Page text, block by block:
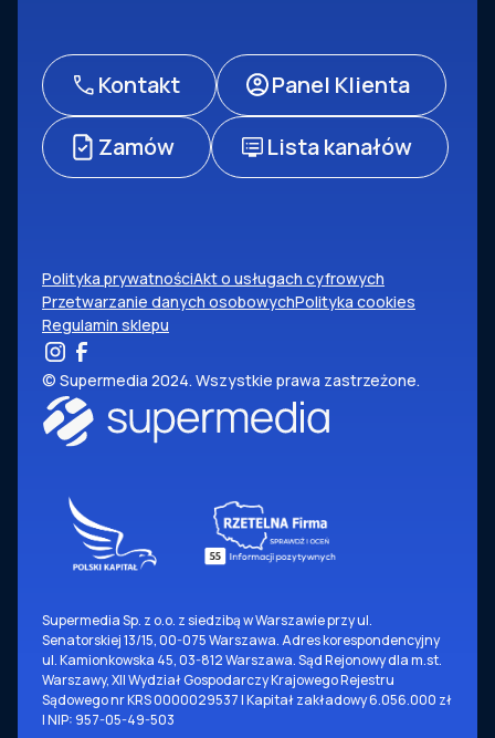
Kontakt Panel Klienta
Zamów Lista kanałów
Polityka prywatnościAkt o usługach cyfrowych
Przetwarzanie danych osobowychPolityka cookies
Regulamin sklepu
© Supermedia 2024. Wszystkie prawa zastrzeżone.
Supermedia Sp. z o.o. z siedzibą w Warszawie przy ul.
Senatorskiej 13/15, 00-075 Warszawa. Adres korespondencyjny
ul. Kamionkowska 45, 03-812 Warszawa. Sąd Rejonowy dla m.st.
Warszawy, XII Wydział Gospodarczy Krajowego Rejestru
Sądowego nr KRS 0000029537 | Kapitał zakładowy 6.056.000 zł
| NIP: 957-05-49-503